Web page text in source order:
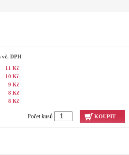
vč. DPH
11 Kč
10 Kč
9 Kč
8 Kč
8 Kč
Počet kusů KOUPIT